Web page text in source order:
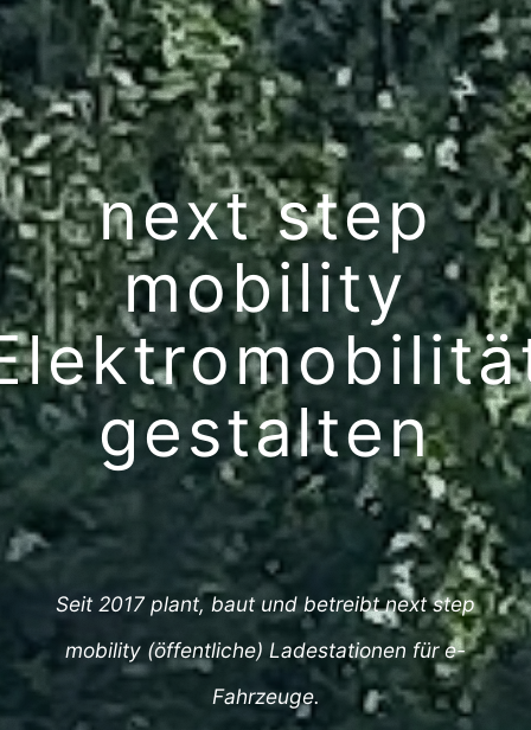
next step
mobility
gestalten
Seit 2017 plant, baut und betreibt next step
mobility (öffentliche) Ladestationen für e-
Fahrzeuge.